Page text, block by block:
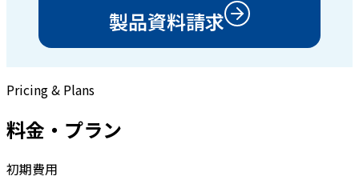
製品資料請求
Pricing & Plans
料金・プラン
初期費用